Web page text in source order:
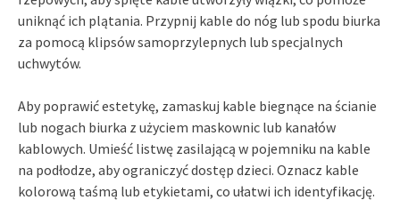
uniknąć ich plątania. Przypnij kable do nóg lub spodu biurka
za pomocą klipsów samoprzylepnych lub specjalnych
uchwytów.
Aby poprawić estetykę, zamaskuj kable biegnące na ścianie
lub nogach biurka z użyciem maskownic lub kanałów
kablowych. Umieść listwę zasilającą w pojemniku na kable
na podłodze, aby ograniczyć dostęp dzieci. Oznacz kable
kolorową taśmą lub etykietami, co ułatwi ich identyfikację.